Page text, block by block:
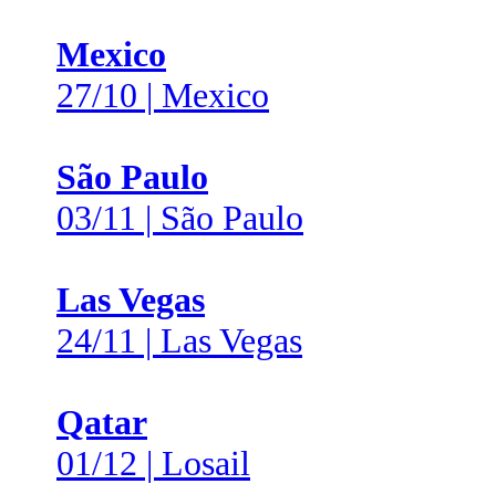
Mexico
27/10 | Mexico
São Paulo
03/11 | São Paulo
Las Vegas
24/11 | Las Vegas
Qatar
01/12 | Losail